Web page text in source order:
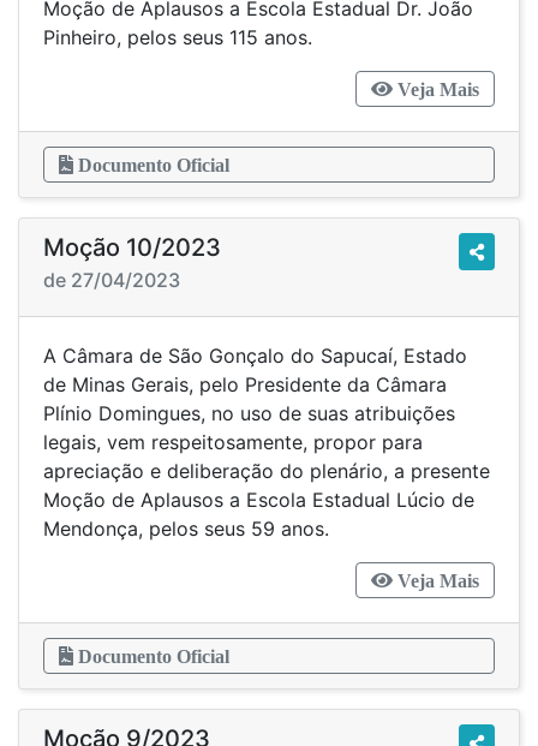
Moção de Aplausos a Escola Estadual Dr. João
Pinheiro, pelos seus 115 anos.
Veja Mais
Documento Oficial
Moção 10/2023
de 27/04/2023
A Câmara de São Gonçalo do Sapucaí, Estado
de Minas Gerais, pelo Presidente da Câmara
Plínio Domingues, no uso de suas atribuições
legais, vem respeitosamente, propor para
apreciação e deliberação do plenário, a presente
Moção de Aplausos a Escola Estadual Lúcio de
Mendonça, pelos seus 59 anos.
Veja Mais
Documento Oficial
Moção 9/2023